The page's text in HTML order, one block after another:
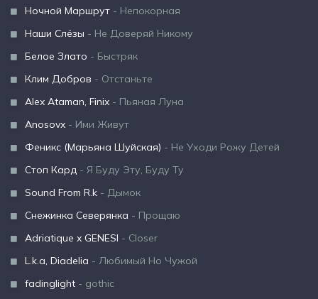
Ночной Маршрут - Непокорная
Наши Слёзы - Не Доверяй Никому
Белое Злато - Быстряк
Клим Добров - Отстаньте
Alex Ataman, Finix - Пьяная Луна
Anosovx - Ими Живут
Феникс (Марьяна Шуйская) - Не Уходи Рожу Детей
Стоп Кард - Я Буду Эту, Буду Ту
Sound From R.k - Дымок
Снежинка Северянка - Прощаю
Adriatique x GENESI - Closer
L.k.a, Diadelia - Любимый Но Чужой
fadinglight - gothic